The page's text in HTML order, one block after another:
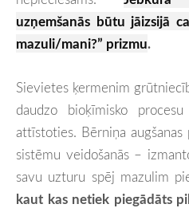
uzņemšanās būtu jāizsijā
mazuli/mani?” prizmu.
Sievietes ķermenim
daudzo bioķīmisko
attīstoties. Bērniņa
sistēmu veidošanās –
savu uzturu spēj mazulim
kaut kas netiek piegādāts